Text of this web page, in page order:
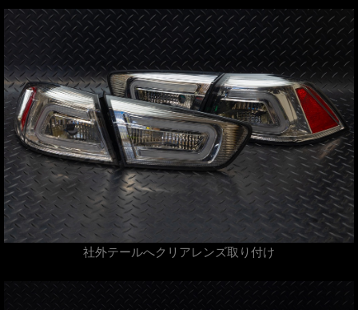
社外テールへクリアレンズ取り付け